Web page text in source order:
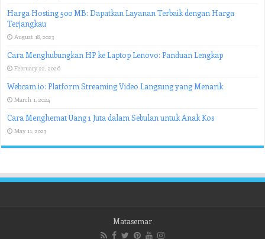
Harga Hosting 500 MB: Dapatkan Layanan Terbaik dengan Harga
Terjangkau
August 18, 2023
Cara Menghubungkan HP ke Laptop Lenovo: Panduan Lengkap
February 22, 2026
Webcam.io: Platform Streaming Video Langsung yang Menarik
March 1, 2024
Cara Menghemat Uang 1 Juta dalam Sebulan untuk Anak Kos
May 11, 2023
Matasemar